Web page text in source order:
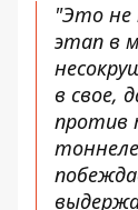
"Это не
этап в
в свое,
против